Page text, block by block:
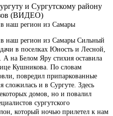
и Сургутскому району
(ВИДЕО)
наш регион из Самары
наш регион из Самары Сильный
в поселках Юность и Лесной,
А на Белом Яру стихия оставила
Кушникова. По словам
повредил припаркованные
и в Сургуте. Здесь
домов, но и повалил
сургутского
который ночью прилетел к нам